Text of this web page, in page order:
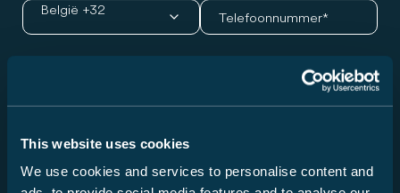
This website uses cookies
We use cookies and services to personalise content and
België +32
Kies een modelreeks...